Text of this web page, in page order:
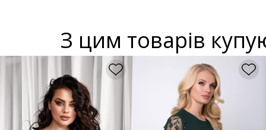
З цим товарів